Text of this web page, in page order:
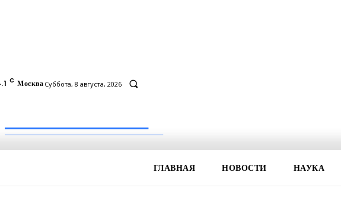
C Москва Суббота, 8 августа, 2026
ГЛАВНАЯ НОВОСТИ НАУКА